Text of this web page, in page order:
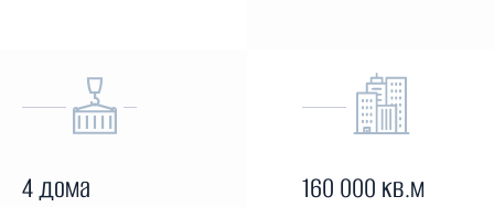
4 дома 160 000 кв.м